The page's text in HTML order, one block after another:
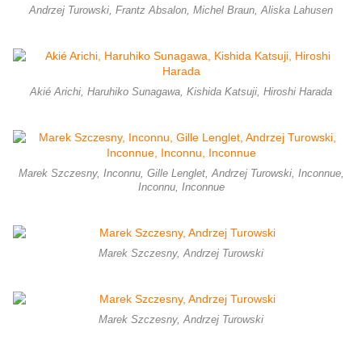
Andrzej Turowski, Frantz Absalon, Michel Braun, Aliska Lahusen
Akié Arichi, Haruhiko Sunagawa, Kishida Katsuji, Hiroshi Harada
Marek Szczesny, Inconnu, Gille Lenglet, Andrzej Turowski, Inconnue,
Inconnu, Inconnue
Marek Szczesny, Andrzej Turowski
Marek Szczesny, Andrzej Turowski